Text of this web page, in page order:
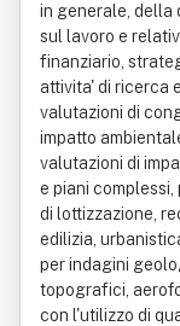
in generale, della
sul lavoro e
finanziario,
attivita' di ricerca
valutazioni di
impatto
valutazioni di
e piani
di lottizzazione,
edilizia,
per indagini
topografici,
con l'utilizzo di